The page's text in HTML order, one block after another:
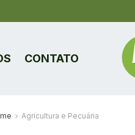
CONTATO
Agricultura e Pecuária